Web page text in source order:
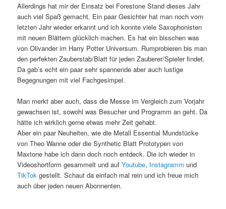
Allerdings hat mir der Einsatz bei Forestone Stand dieses Jahr
auch viel Spaß gemacht. Ein paar Gesichter hat man noch vom
letzten Jahr wieder erkannt und ich konnte viele Saxophonisten
mit neuen Blättern glücklich machen. Es hat ein bisschen was
von Olivander im Harry Potter Universum. Rumprobieren bis man
den perfekten Zauberstab/Blatt für jeden Zauberer/Spieler findet.
Da gab’s echt ein paar sehr spannende aber auch lustige
Begegnungen mit viel Fachgesimpel.
Man merkt aber auch, dass die Messe im Vergleich zum Vorjahr
gewachsen ist, sowohl was Besucher und Programm an geht. Da
hätte ich wirklich gerne etwas mehr Zeit gehabt.
Aber ein paar Neuheiten, wie die Metall Essential Mundstücke
von Theo Wanne oder die Synthetic Blatt Prototypen von
Maxtone habe ich dann doch noch entdeck. Die ich wieder in
Videoshortform gesammelt und aufYoutube, Instagramm und
TikTokgestellt. Schaut da einfach mal rein und ich freue mich
auch über jeden neuen Abonnenten.